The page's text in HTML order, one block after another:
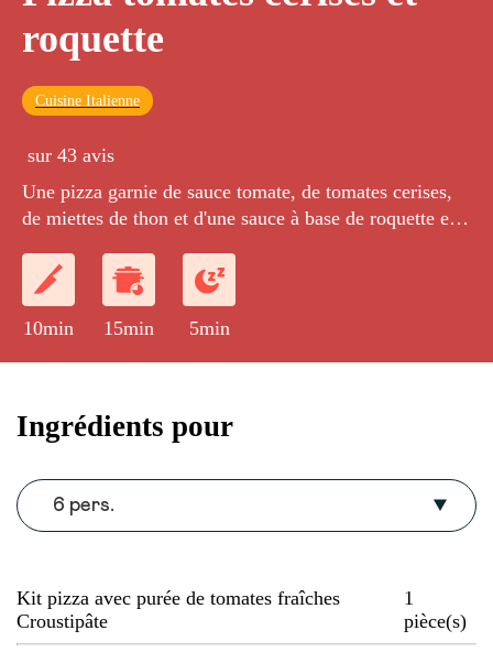
roquette
Cuisine Italienne
sur 43 avis
Une pizza garnie de sauce tomate, de tomates cerises,
de miettes de thon et d'une sauce à base de roquette et
10min 15min 5min
Ingrédients pour
6 pers.
Kit pizza avec purée de tomates fraîches
Croustipâte
1
pièce(s)